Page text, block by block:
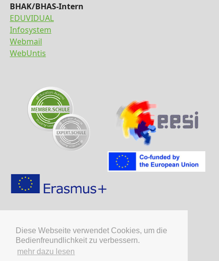
Diese Webseite verwendet Cookies, um die
Bedienfreundlichkeit zu verbessern.
mehr dazu lesen
BHAK/BHAS-Intern
EDUVIDUAL
Infosystem
Webmail
WebUntis